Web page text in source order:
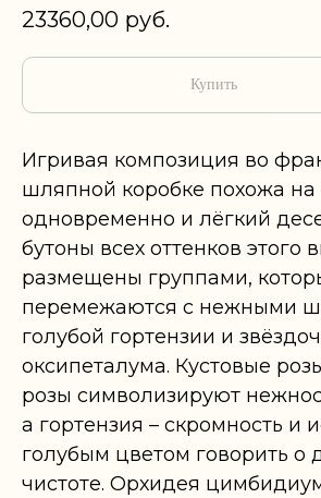
23360,00 руб.
Купить
Игривая композиция во
шляпной коробке похожа на
одновременно и лёгкий
бутоны всех оттенков этого
размещены группами,
перемежаются с нежными
голубой гортензии и
оксипеталума. Кустовые
розы символизируют
а гортензия – скромность и
голубым цветом говорить о
чистоте. Орхидея